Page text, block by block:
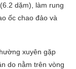
dặm), làm rung
ốc chao đảo và
xuyên gặp
do nằm trên vòng